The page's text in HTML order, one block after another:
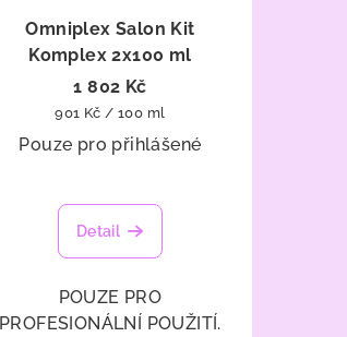
Omniplex Salon Kit
Komplex 2x100 ml
1 802 Kč
Měrná
cena:
901 Kč / 100 ml
Pouze pro přihlášené
Detail
POUZE PRO
PROFESIONÁLNÍ POUŽITÍ.